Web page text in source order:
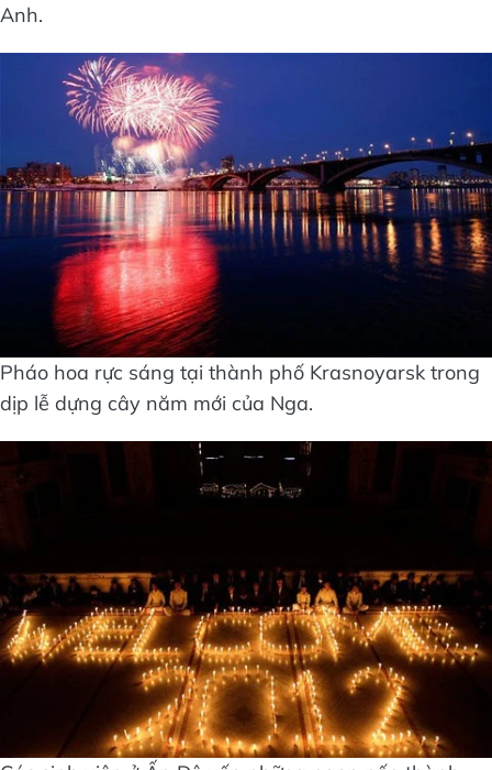
Anh.
Pháo hoa rực sáng tại thành phố Krasnoyarsk trong
dịp lễ dựng cây năm mới của Nga.